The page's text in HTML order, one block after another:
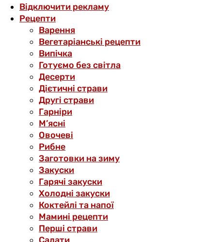
Відключити рекламу
Рецепти
Варення
Вегетаріанські рецепти
Випічка
Готуємо без світла
Десерти
Дієтичні страви
Другі страви
Гарніри
М’ясні
Овочеві
Рибне
Заготовки на зиму
Закуски
Гарячі закуски
Холодні закуски
Коктейлі та напої
Мамині рецепти
Перші страви